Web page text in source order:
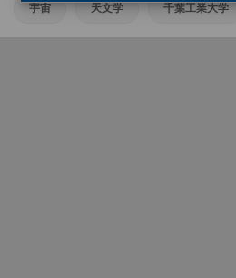
宇宙 天文学 千葉工業大学